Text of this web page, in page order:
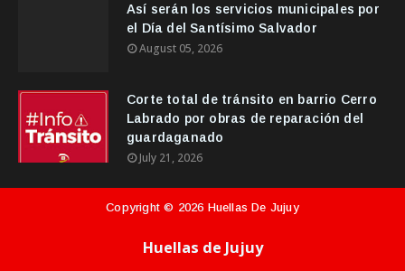
Así serán los servicios municipales por
el Día del Santísimo Salvador
August 05, 2026
Corte total de tránsito en barrio Cerro
Labrado por obras de reparación del
guardaganado
July 21, 2026
Copyright © 2026 Huellas De Jujuy
Huellas de Jujuy